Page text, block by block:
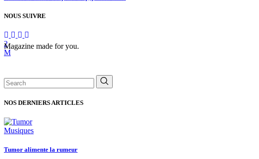
NOUS SUIVRE
Magazine made for you.
Search
for:
NOS DERNIERS ARTICLES
Musiques
Tumor alimente la rumeur